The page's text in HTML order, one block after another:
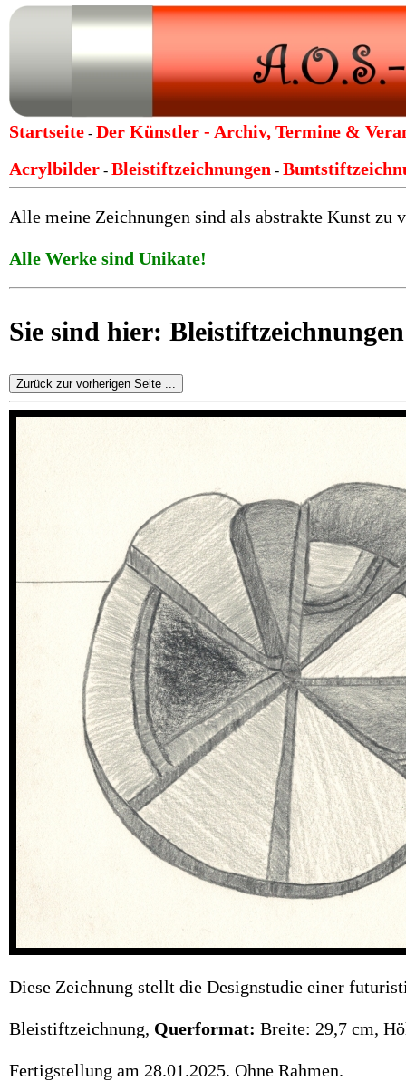
Startseite - Der Künstler - Archiv, Termine &
Acrylbilder - Bleistiftzeichnungen -
Alle meine Zeichnungen sind als abstrakte Kunst zu
Alle Werke sind Unikate!
Sie sind hier:
Zurück zur vorherigen Seite ...
Diese Zeichnung stellt die Designstudie einer
Bleistiftzeichnung, Querformat: Breite: 29,7 cm,
Fertigstellung am 28.01.2025. Ohne Rahmen.